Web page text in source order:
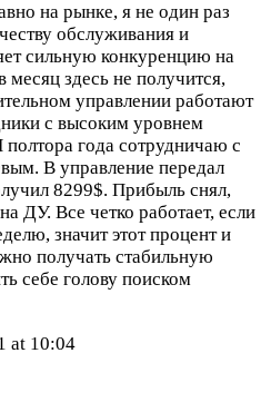
на рынке, я не один раз
обслуживания и
сильную конкуренцию на
здесь не получится,
управлении работают
с высоким уровнем
года сотрудничаю с
В управление передал
8299$. Прибыль снял,
ДУ. Все четко работает, если
значит этот процент и
получать стабильную
себе голову поиском
at 10:04